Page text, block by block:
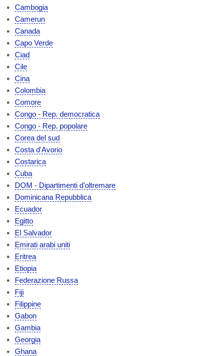
Cambogia
Camerun
Canada
Capo Verde
Ciad
Cile
Cina
Colombia
Comore
Congo - Rep. democratica
Congo - Rep. popolare
Corea del sud
Costa d'Avorio
Costarica
Cuba
DOM - Dipartimenti d'oltremare
Dominicana Repubblica
Ecuador
Egitto
El Salvador
Emirati arabi uniti
Eritrea
Etiopia
Federazione Russa
Fiji
Filippine
Gabon
Gambia
Georgia
Ghana